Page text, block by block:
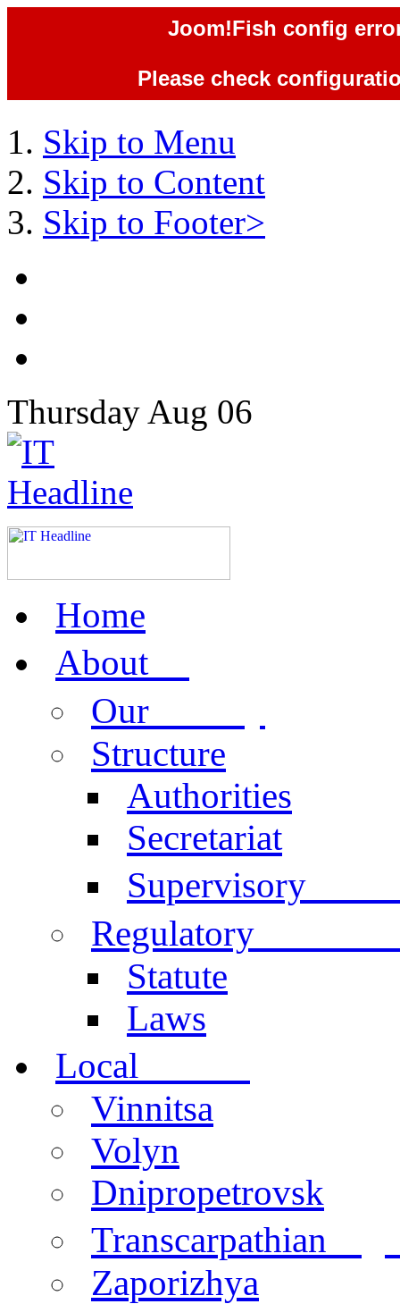
Joom!Fish config
Please check
Skip to Menu
Skip to Content
Skip to Footer>
Thursday Aug 06
Home
Aboutus
Our
Structure
Authorities
Secretariat
Supervisory
Regulatory
Statute
Laws
Local
Vinnitsa
Volyn
Dnipropetrovsk
Transcarpathian
Zaporizhya